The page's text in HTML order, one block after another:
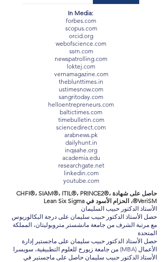
In Media:
forbes.com
scopus.com
orcid.org
webofscience.com
ssrn.com
newspatrolling.com
loktej.com
vernamagazine.com
theblunttimes.in
ustimesnow.com
sangritoday.com
helloentrepreneurs.com
baltictimes.com
timebulletin.com
sciencedirect.com
arabnews.pk
dailyhunt.in
inqaahe.org
academia.edu
researchgate.net
linkedin.com
youtube.com
حاصل على شهادة CHFI®، SIAM®، ITIL®، PRINCE2®،
VeriSM®، الحزام الأسود في Lean Six Sigma
الأستاذ الدكتور حبيب السليمان
حصل الأستاذ الدكتور حبيب سليمان على درجة البكالوريوس
مع مرتبة الشرف من جامعة مانشستر متروبوليتان، المملكة
المتحدة
حصل الأستاذ الدكتور حبيب سليمان على ماجستير إدارة
الأعمال (MBA) من جامعة زيورخ للعلوم التطبيقية، سويسرا
الأستاذ الدكتور حبيب سليمان حاصل على ماجستير في